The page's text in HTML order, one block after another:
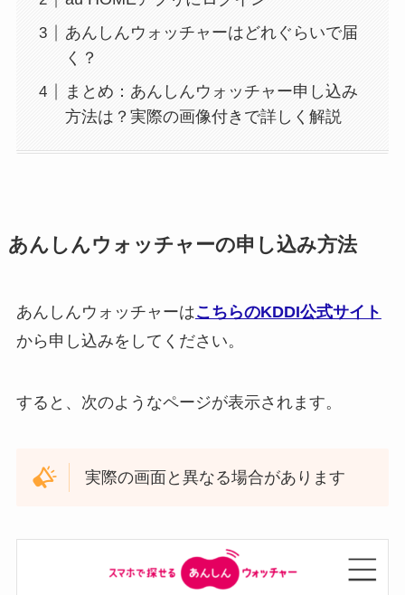
あんしんウォッチャーはどれぐらいで届
く？
まとめ：あんしんウォッチャー申し込み
方法は？実際の画像付きで詳しく解説
あんしんウォッチャーの申し込み方法
あんしんウォッチャーはこちらのKDDI公式サイト
から申し込みをしてください。
すると、次のようなページが表示されます。
実際の画面と異なる場合があります